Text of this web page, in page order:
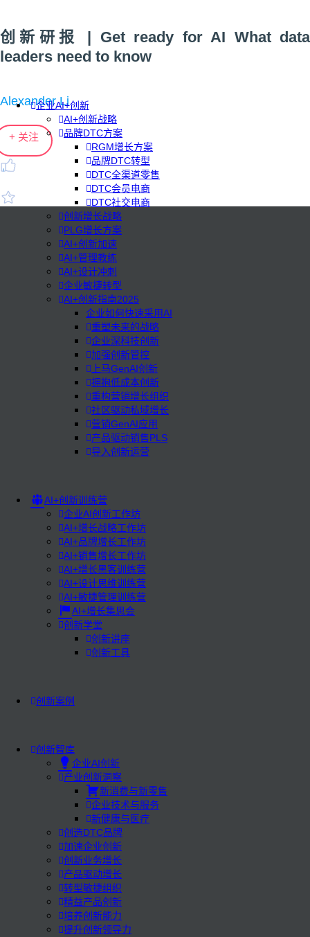
企业AI+创新
AI+创新战略
品牌DTC方案
RGM增长方案
品牌DTC转型
DTC全渠道零售
DTC会员电商
DTC社交电商
创新增长战略
PLG增长方案
AI+创新加速
AI+管理教练
AI+设计冲刺
企业敏捷转型
AI+创新指南2025
企业如何快速采用AI
重塑未来的战略
企业深科技创新
加强创新管控
上马GenAI创新
拥抱低成本创新
重构营销增长组织
社区驱动私域增长
营销GenAI应用
产品驱动销售PLS
导入创新运营
AI+创新训练营
企业AI创新工作坊
AI+增长战略工作坊
AI+品牌增长工作坊
AI+销售增长工作坊
AI+增长黑客训练营
AI+设计思维训练营
AI+敏捷管理训练营
AI+增长集思会
创新学堂
创新讲座
创新工具
创新案例
创新智库
企业AI创新
产业创新洞察
新消费与新零售
企业技术与服务
新健康与医疗
创造DTC品牌
加速企业创新
创新业务增长
产品驱动增长
转型敏捷组织
精益产品创新
培养创新能力
提升创新领导力
创新研报 | Get ready for AI What data
leaders need to know
Alexander Li
+ 关注